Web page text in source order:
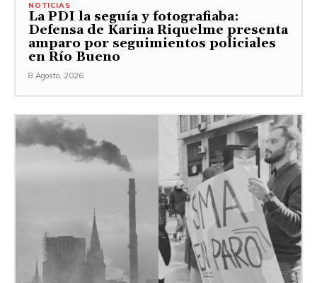
NOTICIAS
La PDI la seguía y fotografiaba:
Defensa de Karina Riquelme presenta
amparo por seguimientos policiales
en Río Bueno
8 Agosto, 2026